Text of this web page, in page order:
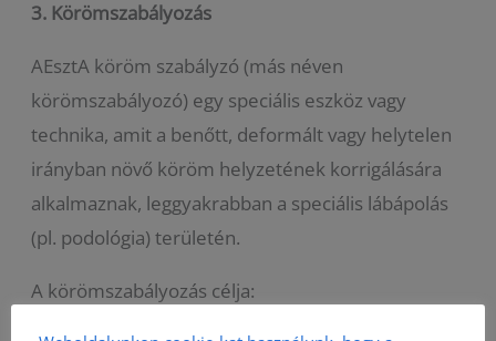
3. Körömszabályozás
AEsztA köröm szabályzó (más néven
körömszabályozó) egy speciális eszköz vagy
technika, amit a benőtt, deformált vagy helytelen
irányban növő köröm helyzetének korrigálására
alkalmaznak, leggyakrabban a speciális lábápolás
(pl. podológia) területén.
A körömszabályozás célja: